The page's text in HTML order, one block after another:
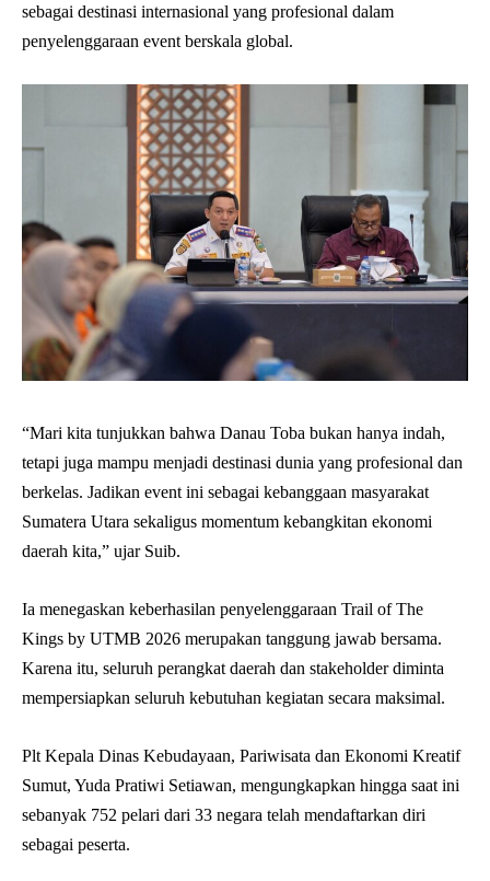
sebagai destinasi internasional yang profesional dalam
penyelenggaraan event berskala global.
“Mari kita tunjukkan bahwa Danau Toba bukan hanya indah,
tetapi juga mampu menjadi destinasi dunia yang profesional dan
berkelas. Jadikan event ini sebagai kebanggaan masyarakat
Sumatera Utara sekaligus momentum kebangkitan ekonomi
daerah kita,” ujar Suib.
Ia menegaskan keberhasilan penyelenggaraan Trail of The
Kings by UTMB 2026 merupakan tanggung jawab bersama.
Karena itu, seluruh perangkat daerah dan stakeholder diminta
mempersiapkan seluruh kebutuhan kegiatan secara maksimal.
Plt Kepala Dinas Kebudayaan, Pariwisata dan Ekonomi Kreatif
Sumut, Yuda Pratiwi Setiawan, mengungkapkan hingga saat ini
sebanyak 752 pelari dari 33 negara telah mendaftarkan diri
sebagai peserta.